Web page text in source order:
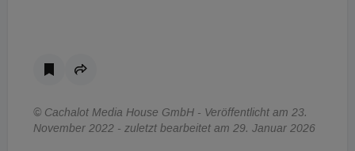
© Cachalot Media House GmbH - Veröffentlicht am 23.
November 2022 - zuletzt bearbeitet am 29. Januar 2026